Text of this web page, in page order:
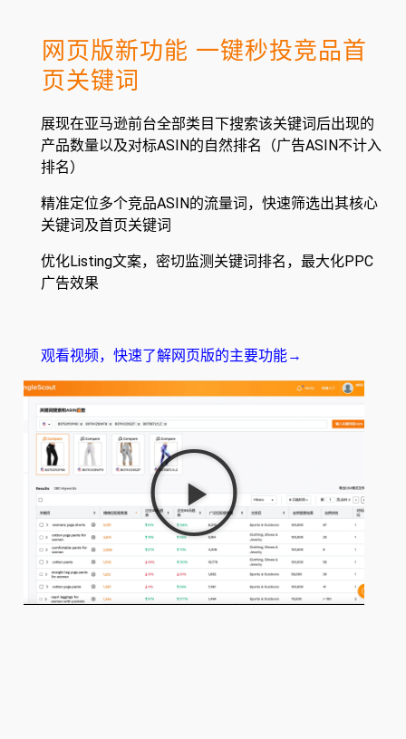
网页版新功能 一键秒投竞品首
页关键词
展现在亚马逊前台全部类目下搜索该关键词后出现的
产品数量以及对标ASIN的自然排名（广告ASIN不计入
排名）
精准定位多个竞品ASIN的流量词，快速筛选出其核心
关键词及首页关键词
优化Listing文案，密切监测关键词排名，最大化PPC
广告效果
观看视频，快速了解网页版的主要功能→